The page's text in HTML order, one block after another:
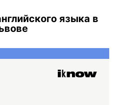
языка в